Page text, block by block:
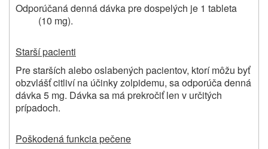
Odporúčaná denná dávka pre dospelých je 1 tableta
(10 mg).
Starší pacienti
Pre starších alebo oslabených pacientov, ktorí môžu byť
obzvlášť citliví na účinky zolpidemu, sa odporúča denná
dávka 5 mg. Dávka sa má prekročiť len v určitých
prípadoch.
Poškodená funkcia pečene